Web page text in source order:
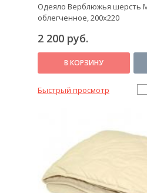
Одеяло Верблюжья шерсть
облегченное, 200x220
2 200 руб.
В КОРЗИНУ
Быстрый просмотр